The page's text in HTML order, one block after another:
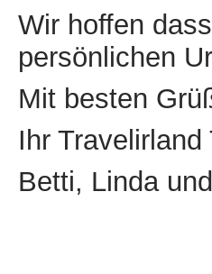
Wir hoffen
persönlichen
Mit besten
Ihr Travelirland
Betti, Linda